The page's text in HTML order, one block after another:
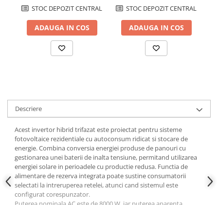
STOC DEPOZIT CENTRAL
ADAUGA IN COS
STOC DEPOZIT CENTRAL
ADAUGA IN COS
Descriere
Acest invertor hibrid trifazat este proiectat pentru sisteme
fotovoltaice rezidentiale cu autoconsum ridicat si stocare de
energie. Combina conversia energiei produse de panouri cu
gestionarea unei baterii de inalta tensiune, permitand utilizarea
energiei solare in perioadele cu productie redusa. Functia de
alimentare de rezerva integrata poate sustine consumatorii
selectati la intreruperea retelei, atunci cand sistemul este
configurat corespunzator.